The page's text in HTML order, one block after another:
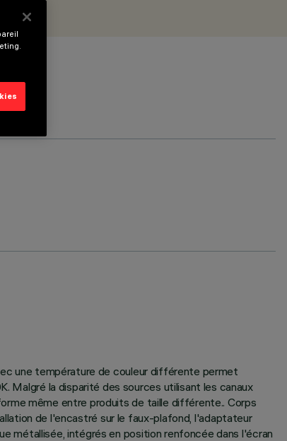
une température de couleur différente permet
Malgré la disparité des sources utilisant les canaux
même entre produits de taille différente.. Corps
de l'encastré sur le faux-plafond, l'adaptateur
métallisée, intégrés en position renfoncée dans l'écran